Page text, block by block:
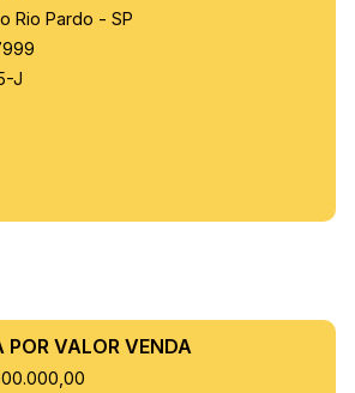
Rio Pardo - SP
J
POR VALOR VENDA